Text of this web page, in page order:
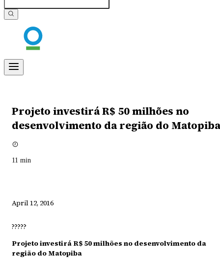
Projeto investirá R$ 50 milhões no
desenvolvimento da região do Matopiba
11 min
April 12, 2016
?????
Projeto investirá R$ 50 milhões no desenvolvimento da
região do Matopiba